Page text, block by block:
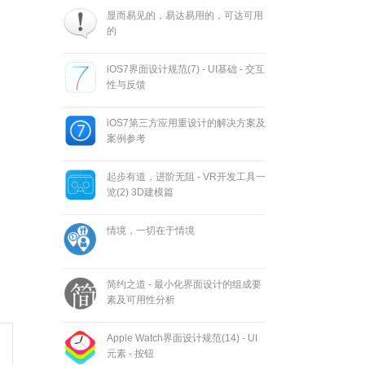
显而易见的，易达易用的，可达可用
的
iOS7界面设计规范(7) - UI基础 - 交互
性与反馈
iOS7第三方应用重设计的解决方案及
案例参考
起步有道，进阶无阻 - VR开发工具一
览(2) 3D建模篇
情境，一切在于情境
简约之道 - 最小化界面设计的组成要
素及可用性分析
Apple Watch界面设计规范(14) - UI
元素 - 按钮